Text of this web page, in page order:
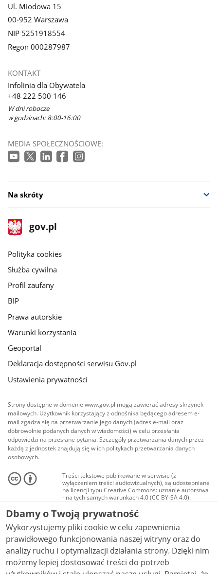
Ul. Miodowa 15
00-952 Warszawa
NIP 5251918554
Regon 000287987
KONTAKT
Infolinia dla Obywatela
+48 222 500 146
W dni robocze
w godzinach: 8:00-16:00
MEDIA SPOŁECZNOŚCIOWE:
Na skróty
stopka
gov.pl
Strona
gov.pl
gov.pl
Polityka cookies
Służba cywilna
Profil zaufany
BIP
Prawa autorskie
Warunki korzystania
Geoportal
Deklaracja dostępności serwisu Gov.pl
Ustawienia prywatności
Strony dostępne w domenie www.gov.pl mogą zawierać adresy skrzynek
mailowych. Użytkownik korzystający z odnośnika będącego adresem e-
mail zgadza się na przetwarzanie jego danych (adres e-mail oraz
dobrowolnie podanych danych w wiadomości) w celu przesłania
odpowiedzi na przesłane pytania. Szczegóły przetwarzania danych przez
każdą z jednostek znajdują się w ich politykach przetwarzania danych
osobowych.
Treści tekstowe publikowane w serwisie (z
wyłączeniem treści audiowizualnych), są udostępniane
na licencji typu Creative Commons: uznanie autorstwa
- na tych samych warunkach 4.0 (CC BY-SA 4.0).
Materiały audiowizualne, w tym zdjęcia, materiały
audio i wideo, są udostępniane na licencji typu
Creative Commons: uznanie autorstwa użycie
niekomercyjne - bez utworów zależnych 4.0 (CC BY-
NC-ND 4.0), o ile nie jest to stwierdzone inaczej.
Dbamy o Twoją prywatność
Wykorzystujemy pliki cookie w celu zapewnienia
prawidłowego funkcjonowania naszej witryny oraz do
analizy ruchu i optymalizacji działania strony. Dzięki nim
możemy lepiej dostosować treści do potrzeb